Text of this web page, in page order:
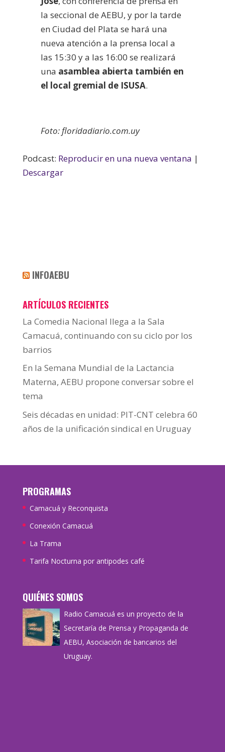
la seccional de AEBU, y por la tarde
en Ciudad del Plata se hará una
nueva atención a la prensa local a
las 15:30 y a las 16:00 se realizará
una asamblea abierta también en
el local gremial de ISUSA.
Foto: floridadiario.com.uy
Podcast: Reproducir en una nueva ventana |
Descargar
INFOAEBU
ARTÍCULOS RECIENTES
La Comedia Nacional llega a la Sala
Camacuá, continuando con su ciclo por los
barrios
En la Semana Mundial de la Lactancia
Materna, AEBU propone conversar sobre el
tema
Seis décadas en unidad: PIT-CNT celebra 60
años de la unificación sindical en Uruguay
PROGRAMAS
Camacuá y Reconquista
Conexión Camacuá
La Trama
Tarifa Nocturna por antipodes café
QUIÉNES SOMOS
Radio Camacuá es un proyecto de la
Secretaría de Prensa y Propaganda de
AEBU, Asociación de bancarios del
Uruguay.